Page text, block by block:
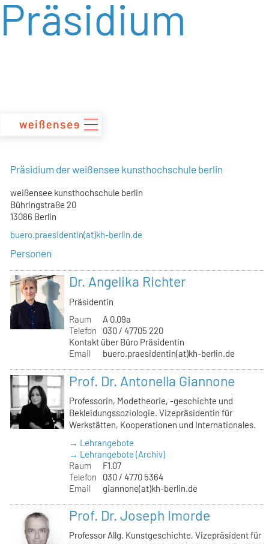
zum
Inhalt
Präsidium
Präsidium der weißensee kunsthochschule berlin
weißensee kunsthochschule berlin
Bühringstraße 20
13086 Berlin
buero.praesidentin(at)kh-berlin.de
Personen
Dr. Angelika Richter
Präsidentin
Raum
A 0.09a
Telefon
030 / 47705 220
Kontakt über Büro Präsidentin
Email
buero.praesidentin(at)kh-berlin.de
Prof. Dr. Antonella Giannone
Professorin, Modetheorie, -geschichte und
Bekleidungssoziologie. Vizepräsidentin für
Werkstätten, Kooperationen und Internationales.
→ Lehrangebote
→ Lehrangebote (Archiv)
Raum
F1.07
Telefon
030 / 4770 5364
Email
giannone(at)kh-berlin.de
Prof. Dr. Joseph Imorde
Professor Allg. Kunstgeschichte, Vizepräsident für